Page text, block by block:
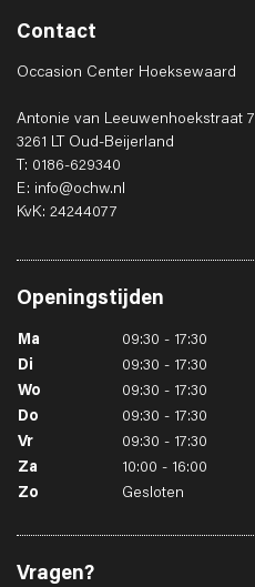
Contact
Occasion Center Hoeksewaard
Antonie van Leeuwenhoekstraat 7
3261 LT Oud-Beijerland
T: 0186-629340
E: info@ochw.nl
KvK: 24244077
Openingstijden
Ma
09:30 - 17:30
Di
09:30 - 17:30
Wo
09:30 - 17:30
Do
09:30 - 17:30
Vr
09:30 - 17:30
Za
10:00 - 16:00
Zo
Gesloten
Vragen?